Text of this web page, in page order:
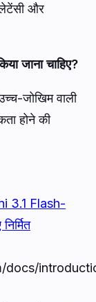
लेटेंसी और
जाना चाहिए?
जोखिम वाली
होने की
3.1 Flash-
docs/